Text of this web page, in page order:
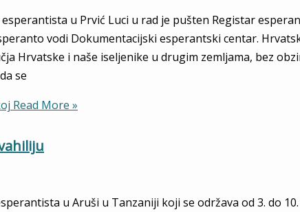
u Prvić Luci u rad je pušten Registar
vodi Dokumentacijski esperantski centar.
Hrvatske i naše iseljenike u drugim zemljama, bez
se
Read More »
u Aruši u Tanzaniji koji se održava od 3. do 10.